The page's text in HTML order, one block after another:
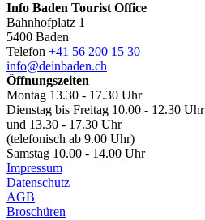
Info Baden Tourist Office
Bahnhofplatz 1
5400 Baden
Telefon +41 56 200 15 30
info@deinbaden.ch
Öffnungszeiten
Montag 13.30 - 17.30 Uhr
Dienstag bis Freitag 10.00 - 12.30 Uhr
und 13.30 - 17.30 Uhr
(telefonisch ab 9.00 Uhr)
Samstag 10.00 - 14.00 Uhr
Impressum
Datenschutz
AGB
Broschüren